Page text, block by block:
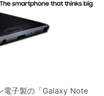
電子製の「Galaxy Note